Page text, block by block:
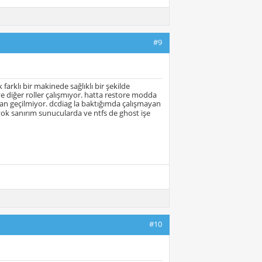
#9
bir makinede sağlıklı bir şekilde
diğer roller çalışmıyor. hatta restore modda
dcdiag la baktığımda çalışmayan
sanırım sunucularda ve ntfs de ghost işe
#10